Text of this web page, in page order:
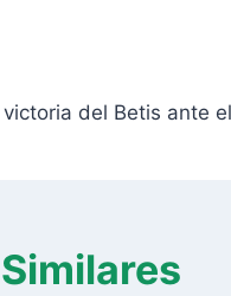
del Betis ante